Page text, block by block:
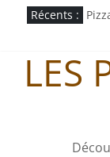
PasserRécents :
LES